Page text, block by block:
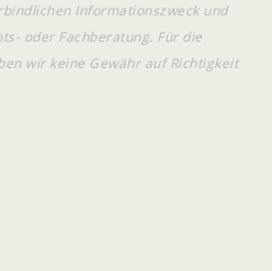
Informationszweck und
oder Fachberatung. Für die
wir keine Gewähr auf Richtigkeit